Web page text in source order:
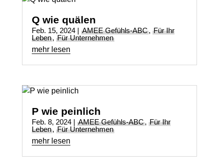
Q wie quälen
Feb. 15, 2024| AMEE Gefühls-ABC, Für Ihr
Leben, Für Unternehmen
mehr lesen
P wie peinlich
Feb. 8, 2024| AMEE Gefühls-ABC, Für Ihr
Leben, Für Unternehmen
mehr lesen